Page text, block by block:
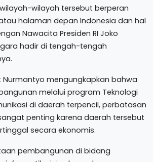
wilayah tersebut berperan
halaman depan Indonesia dan hal
Nawacita Presiden RI Joko
hadir di tengah-tengah
Nurmantyo mengungkapkan bahwa
melalui program Teknologi
di daerah terpencil, perbatasan
penting karena daerah tersebut
secara ekonomis.
pembangunan di bidang